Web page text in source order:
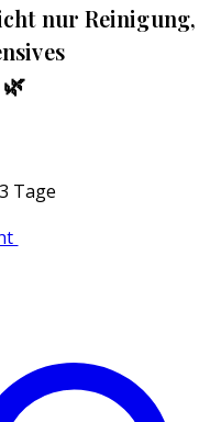
nur Reinigung,
Tage